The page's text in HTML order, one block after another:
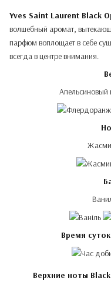
Yves Saint Laurent Black
волшебный аромат,
парфюм воплощает в себе
всегда в центре внимания.
Апельсиновый
Время
Верхние ноты